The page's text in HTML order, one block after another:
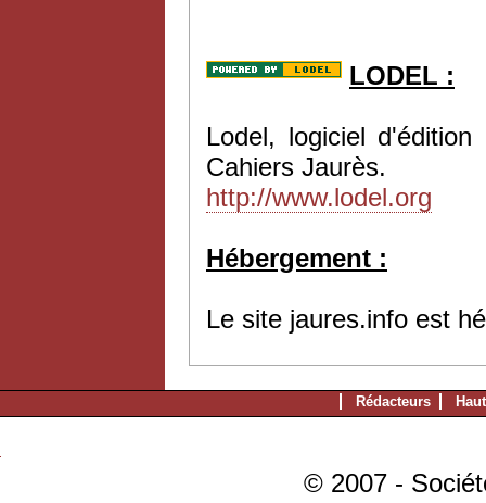
LODEL :
Lodel, logiciel
Cahiers Jaurès.
http://www.lodel.org
Hébergement :
Le site jaures.info est
Rédacteurs
© 2007 -